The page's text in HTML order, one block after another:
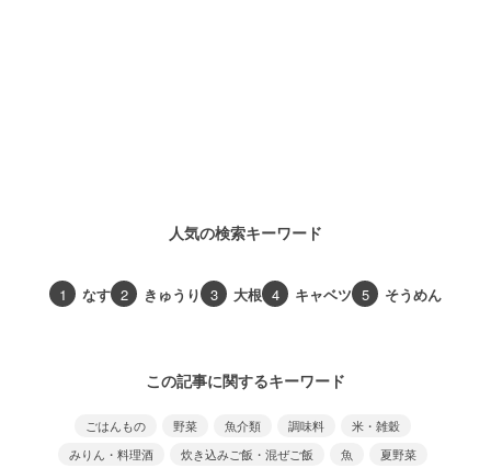
人気の検索キーワード
1 なす 2 きゅうり 3 大根 4 キャベツ 5 そうめん
この記事に関するキーワード
ごはんもの 野菜 魚介類 調味料
米・雑穀
みりん・料理酒
炊き込みご飯・混ぜご飯 魚
夏野菜